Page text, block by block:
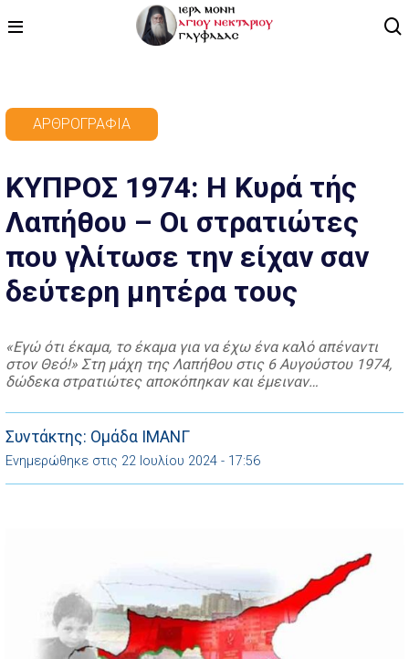
ΒΙΝΤΕΟ
ΑΡΘΡΟΓΡΑΦΙΑ
ΑΓΙΟΛΟΓΙΟ - ΒΙΟΙ ΑΓΙΩΝ
ΕΠΙΚΟΙΝΩΝΙΑ
ΑΡΘΡΟΓΡΑΦΊΑ
KYΠΡΟΣ 1974: Η Κυρά τής
Λαπήθου – Οι στρατιώτες
που γλίτωσε την είχαν σαν
δεύτερη μητέρα τους
«Εγώ ότι έκαμα, το έκαμα για να έχω ένα καλό απέναντι
στον Θεό!» Στη μάχη της Λαπήθου στις 6 Αυγούστου 1974,
δώδεκα στρατιώτες αποκόπηκαν και έμειναν
τους στρατιώτες εντόπισε η 74χρονη τότε Κυρία
Ευφροσύνη Προεστού. Τους έκρυψε σε μια μικρή σπηλιά
δίπλα στο σπίτι της και τους φρόντιζε […]
Συντάκτης: Ομάδα ΙΜΑΝΓ
Ενημερώθηκε στις 22 Ιουλίου 2024 - 17:56